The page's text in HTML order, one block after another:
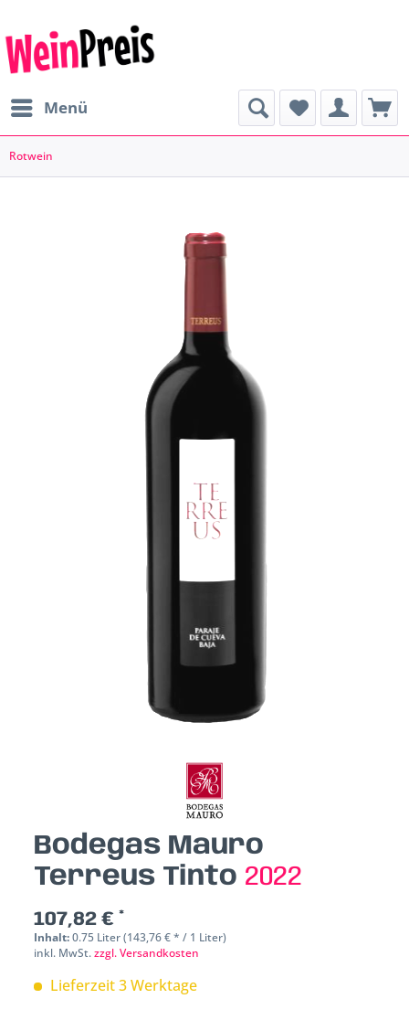
Menü
Rotwein
Bodegas Mauro
Terreus Tinto 2022
107,82 € *
Inhalt:0.75 Liter (143,76 € * / 1 Liter)
inkl. MwSt.zzgl. Versandkosten
Lieferzeit 3 Werktage